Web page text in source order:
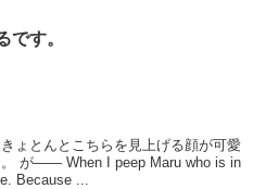
です。
ょとんとこちらを見上げる顔が可愛
。 が―― When I peep Maru who is in
Because ...